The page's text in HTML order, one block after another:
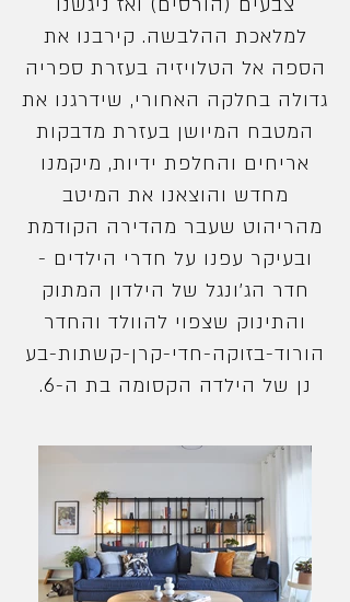
למלאכת ההלבשה. קירבנו את
הספה אל הטלויזיה בעזרת ספריה
גדולה בחלקה האחורי, שידרגנו את
המטבח המיושן בעזרת מדבקות
אריחים והחלפת ידיות, מיקמנו
מחדש והוצאנו את המיטב
מהריהוט שעבר מהדירה הקודמת
ובעיקר עפנו על חדרי הילדים -
חדר הג׳ונגל של הילדון המתוק
והתינוק שצפוי להוולד והחדר
הורוד-בזוקה-חדי-קרן-קשתות-בע
נן של הילדה הקסומה בת ה-6.